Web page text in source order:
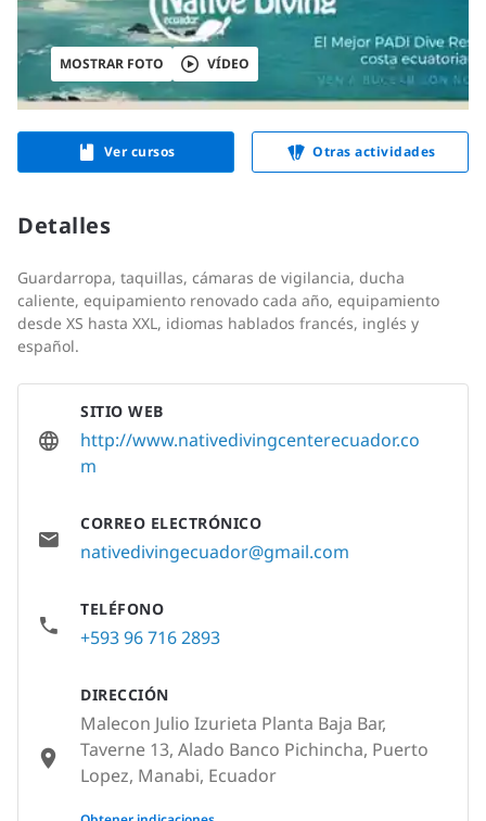
MOSTRAR FOTO VÍDEO
Ver cursos Otras actividades
Detalles
Guardarropa, taquillas, cámaras de vigilancia, ducha
caliente, equipamiento renovado cada año, equipamiento
desde XS hasta XXL, idiomas hablados francés, inglés y
español.
SITIO WEB
http://www.nativedivingcenterecuador.co
m
CORREO ELECTRÓNICO
nativedivingecuador@gmail.com
TELÉFONO
+593 96 716 2893
DIRECCIÓN
Malecon Julio Izurieta Planta Baja Bar,
Taverne 13, Alado Banco Pichincha, Puerto
Lopez, Manabi, Ecuador
None